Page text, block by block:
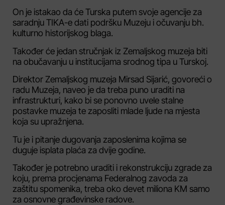
On je istakao da će Turska putem svoje agencije za
saradnju TIKA-e dati podršku Muzeju i očuvanju bh.
kulturno historijskog blaga.
Također će jedan stručnjak iz Zemaljskog muzeja biti
na obučavanju u institucijama srodnog tipa u Turskoj.
Direktor Zemaljskog muzeja Mirsad Sijarić, govoreći o
radu Muzeja, naveo je da treba puno uraditi na
infrastrukturi, kako bi se ponovno uvele stalne
postavke muzeja te zaposliti mlade ljude na mjesta
koja su upražnjena.
Tu je i pitanje dugovanja zaposlenima kojima se
duguje isplata plaća za dvije godine.
Također je potrebno uraditi i rekonstrukciju zgrade za
koju, prema procjenama Federalnog zavoda za
zaštitu spomenika, treba oko devet miliona KM samo
za osnovne građevinske radove.